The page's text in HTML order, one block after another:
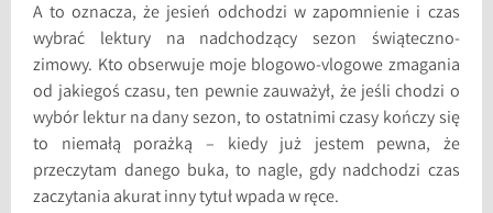
A to oznacza, że jesień odchodzi w zapomnienie i czas
wybrać lektury na nadchodzący sezon świąteczno-
zimowy. Kto obserwuje moje blogowo-vlogowe zmagania
od jakiegoś czasu, ten pewnie zauważył, że jeśli chodzi o
wybór lektur na dany sezon, to ostatnimi czasy kończy się
to niemałą porażką – kiedy już jestem pewna, że
przeczytam danego buka, to nagle, gdy nadchodzi czas
zaczytania akurat inny tytuł wpada w ręce.